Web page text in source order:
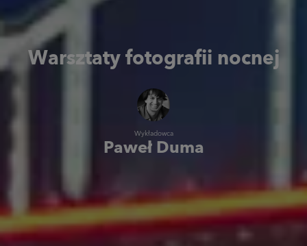
Warsztaty fotografii nocnej
Wykładowca
Paweł Duma